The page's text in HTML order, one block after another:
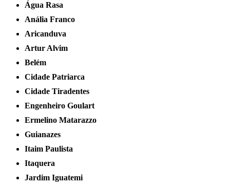
Água Rasa
Anália Franco
Aricanduva
Artur Alvim
Belém
Cidade Patriarca
Cidade Tiradentes
Engenheiro Goulart
Ermelino Matarazzo
Guianazes
Itaim Paulista
Itaquera
Jardim Iguatemi